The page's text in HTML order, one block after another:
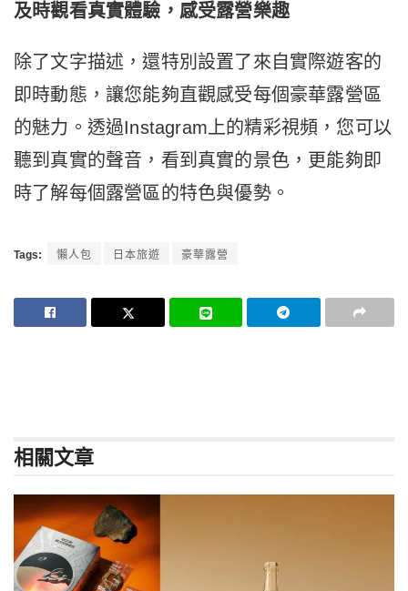
及時觀看真實體驗，感受露營樂趣
除了文字描述，還特別設置了來自實際遊客的
即時動態，讓您能夠直觀感受每個豪華露營區
的魅力。透過Instagram上的精彩視頻，您可以
聽到真實的聲音，看到真實的景色，更能夠即
時了解每個露營區的特色與優勢。
Tags: 懶人包 日本旅遊 豪華露營
相關文章